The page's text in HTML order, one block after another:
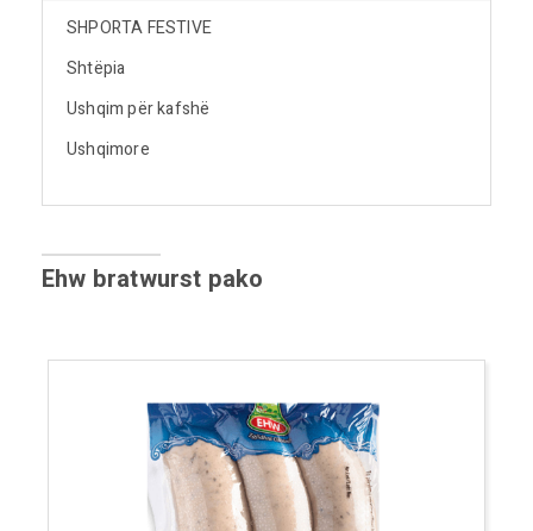
SHPORTA FESTIVE
Shtëpia
Ushqim për kafshë
Ushqimore
Ehw bratwurst pako